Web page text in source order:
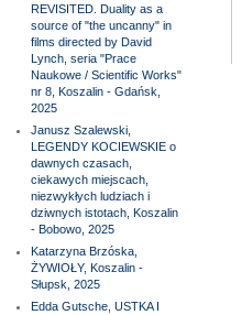
REVISITED. Duality as a
source of "the uncanny" in
films directed by David
Lynch, seria "Prace
Naukowe / Scientific Works"
nr 8, Koszalin - Gdańsk,
2025
Janusz Szalewski,
LEGENDY KOCIEWSKIE o
dawnych czasach,
ciekawych miejscach,
niezwykłych ludziach i
dziwnych istotach, Koszalin
- Bobowo, 2025
Katarzyna Brzóska,
ŻYWIOŁY, Koszalin -
Słupsk, 2025
Edda Gutsche, USTKA I